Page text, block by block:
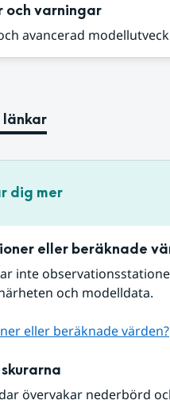
och varningar
avancerad
dig mer
eller beräknade
inte
och modelldata.
eller beräknade värden?
övervakar nederbörd